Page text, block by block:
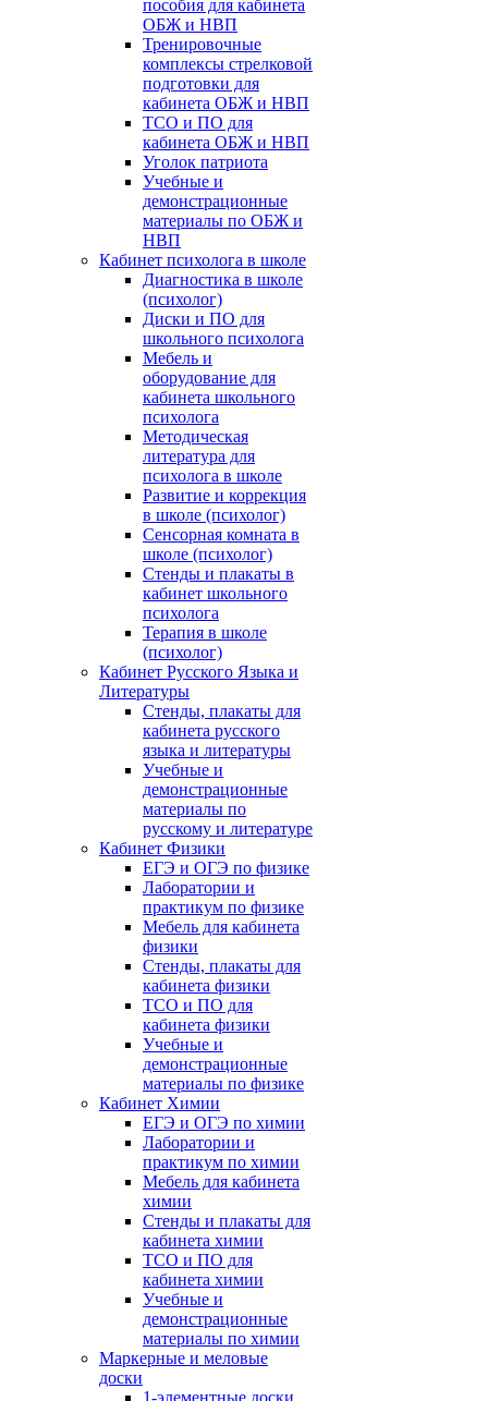
пособия для кабинета
ОБЖ и НВП
Тренировочные
комплексы стрелковой
подготовки для
кабинета ОБЖ и НВП
ТСО и ПО для
кабинета ОБЖ и НВП
Уголок патриота
Учебные и
демонстрационные
материалы по ОБЖ и
НВП
Кабинет психолога в школе
Диагностика в школе
(психолог)
Диски и ПО для
школьного психолога
Мебель и
оборудование для
кабинета школьного
психолога
Методическая
литература для
психолога в школе
Развитие и коррекция
в школе (психолог)
Сенсорная комната в
школе (психолог)
Стенды и плакаты в
кабинет школьного
психолога
Терапия в школе
(психолог)
Кабинет Русского Языка и
Литературы
Стенды, плакаты для
кабинета русского
языка и литературы
Учебные и
демонстрационные
материалы по
русскому и литературе
Кабинет Физики
ЕГЭ и ОГЭ по физике
Лаборатории и
практикум по физике
Мебель для кабинета
физики
Стенды, плакаты для
кабинета физики
ТСО и ПО для
кабинета физики
Учебные и
демонстрационные
материалы по физике
Кабинет Химии
ЕГЭ и ОГЭ по химии
Лаборатории и
практикум по химии
Мебель для кабинета
химии
Стенды и плакаты для
кабинета химии
ТСО и ПО для
кабинета химии
Учебные и
демонстрационные
материалы по химии
Маркерные и меловые
доски
1-элементные доски